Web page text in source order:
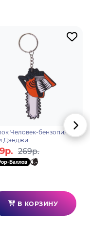
он стал
мире, он стал
Вскоре, он
победы в
что в конце-
своей мечты,
Человек-бензопила
Дэнджи
269р.
Баллов
В КОРЗИНУ